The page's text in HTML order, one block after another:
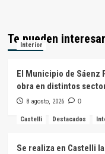
Te pueden interesar
Interior
El Municipio de Sáenz
obra en distintos
8 agosto, 2026 0
Castelli Destacados
Se realiza en Castelli